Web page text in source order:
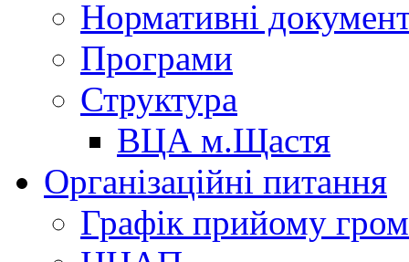
Нормативні
Програми
Структура
ВЦА м.Щастя
Організаційні питання
Графік прийому